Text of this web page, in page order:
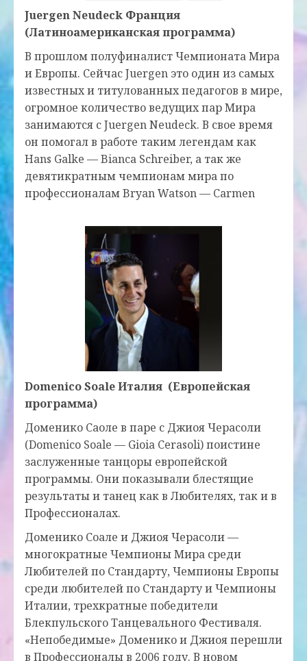
Juergen Neudeck Франция
(Латиноамериканская программа)
В прошлом полуфиналист Чемпионата Мира
и Европы. Сейчас Juergen это один из самых
известных и титулованных педагогов в мире,
огромное количество ведущих пар Мира
занимаются с Juergen Neudeck. В свое время
он помогал в работе таким легендам как
Hans Galke — Bianca Schreiber, а так же
девятикратным чемпионам мира по
профессионалам Bryan Watson — Carmen
Domenico Soale Италия (Европейская
программа)
Доменико Саоле в паре с Джиоя Черасоли
(Domenico Soale — Gioia Cerasoli) поистине
заслуженные танцоры европейской
программы. Они показывали блестящие
результаты и танец как в Любителях, так и в
Профессионалах.
Доменико Соале и Джиоя Черасоли —
многократные Чемпионы Мира среди
Любителей по Стандарту, Чемпионы Европы
среди любителей по Стандарту и Чемпионы
Италии, трехкратные победители
Блекпульского Танцевального Фестиваля.
«Непобедимые» Доменико и Джиоя перешли
в Профессионалы в 2006 году. В новом